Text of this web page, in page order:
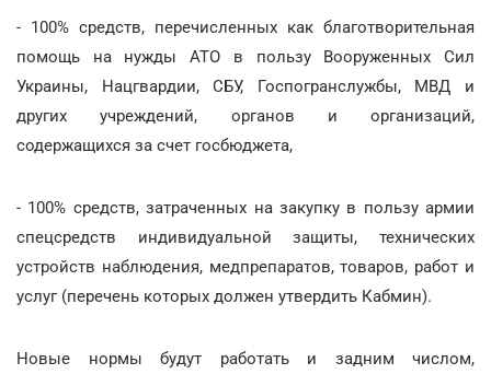
- 100% средств, перечисленных как благотворительная
помощь на нужды АТО в пользу Вооруженных Сил
Украины, Нацгвардии, СБУ, Госпогранслужбы, МВД и
других учреждений, органов и организаций,
содержащихся за счет госбюджета,
- 100% средств, затраченных на закупку в пользу армии
спецсредств индивидуальной защиты, технических
устройств наблюдения, медпрепаратов, товаров, работ и
услуг (перечень которых должен утвердить Кабмин).
Новые нормы будут работать и задним числом,